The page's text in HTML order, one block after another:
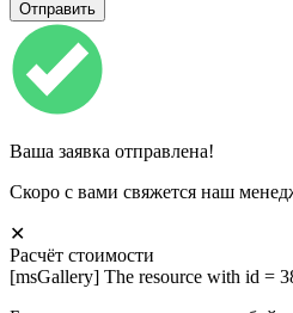
Ваша заявка отправлена!
Скоро с вами свяжется наш
✕
Расчёт стоимости
[msGallery] The resource with id =